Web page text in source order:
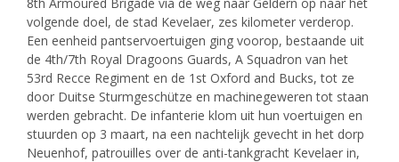
8th Armoured Brigade via de weg naar Geldern op naar het
volgende doel, de stad Kevelaer, zes kilometer verderop.
Een eenheid pantservoertuigen ging voorop, bestaande uit
de 4th/7th Royal Dragoons Guards, A Squadron van het
53rd Recce Regiment en de 1st Oxford and Bucks, tot ze
door Duitse Sturmgeschütze en machinegeweren tot staan
werden gebracht. De infanterie klom uit hun voertuigen en
stuurden op 3 maart, na een nachtelijk gevecht in het dorp
Neuenhof, patrouilles over de anti-tankgracht Kevelaer in,